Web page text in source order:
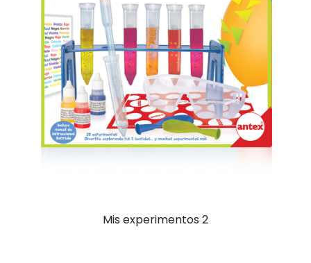
Mis experimentos 2